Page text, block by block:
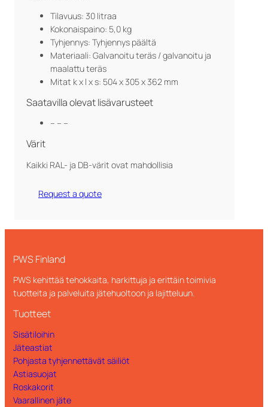
Tilavuus: 30 litraa
Kokonaispaino: 5,0 kg
Tyhjennys: Tyhjennys päältä
Materiaali: Galvanoitu teräs / galvanoitu ja
maalattu teräs
Mitat k x l x s: 504 x 305 x 362 mm
Saatavilla olevat lisävarusteet
– – –
Värit
Kaikki RAL- ja DB-värit ovat mahdollisia
Request a quote
PWS Finland
PWS kehittää tehokkaita, harkittuja ja erittäin toimivia
tuotteita ja palveluita jätehuoltoon ja lajitteluun.
Tuotteet
Sisätiloihin
Jäteastiat
Pohjasta tyhjennettävät säiliöt
Astiasuojat
Roskakorit
Vaarallinen jäte